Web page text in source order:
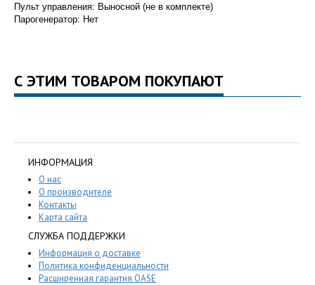
Пульт управления: Выносной (не в комплекте)
Парогенератор: Нет
С ЭТИМ ТОВАРОМ ПОКУПАЮТ
ИНФОРМАЦИЯ
О нас
О производителе
Контакты
Карта сайта
СЛУЖБА ПОДДЕРЖКИ
Информация о доставке
Политика конфиденциальности
Расширенная гарантия OASE